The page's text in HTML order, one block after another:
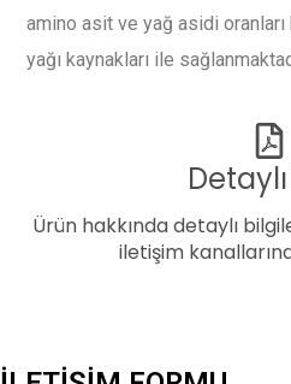
amino asit ve yağ asidi oranları
yağı kaynakları ile
Ürün hakkında detaylı
iletişim